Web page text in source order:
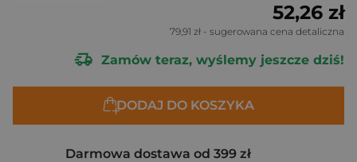
52,26 zł
79,91 zł - sugerowana cena detaliczna
Zamów teraz, wyślemy jeszcze dziś!
DODAJ DO KOSZYKA
Darmowa dostawa od 399 zł